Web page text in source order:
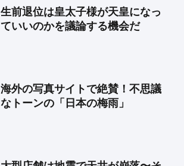
生前退位は皇太子様が天皇になっ
ていいのかを議論する機会だ
海外の写真サイトで絶賛！不思議
なトーンの「日本の梅雨」